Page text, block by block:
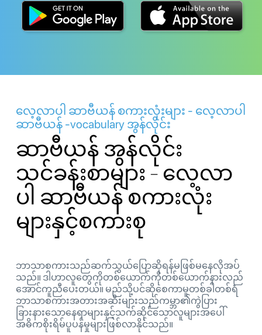
လေ့လာပါ ဆာဗီယန် စကားလုံးများ - လေ့လာပါ
ဆာဗီယန် -vocabulary အွန်လိုင်း
ဆာဗီယန် အွန်လိုင်း
သင်ခန်းစာများ - လေ့လာ
ပါ ဆာဗီယန် စကားလုံး
များနှင့်စကားစု
ဘာသာစကားသည်ဆက်သွယ်ပြောဆိုရန်မဖြစ်မနေလိုအပ်
သည်။ ဒါဟာလူတွေကိုတစ်ယောက်ကိုတစ်ယောက်နားလည်
အောင်ကူညီပေးတယ်။ မည်သို့ပင်ဆိုစေကာမူတစ်ခါတစ်ရံ
ဘာသာစကားအတားအဆီးများသည်ကမ္ဘာ၏ကွဲပြား
ခြားနားသောနေရာများနှင့်သက်ဆိုင်သောလူများအပေါ်
အဓိကစိုးရိမ်ပူပန်မှုများဖြစ်လာနိုင်သည်။